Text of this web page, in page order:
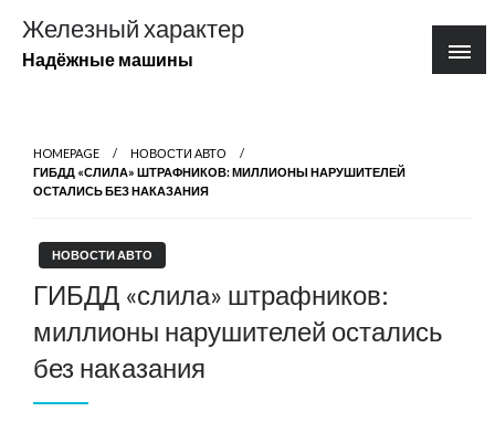
содержимому
Железный характер
Надёжные машины
HOMEPAGE
НОВОСТИ АВТО
ГИБДД «СЛИЛА» ШТРАФНИКОВ: МИЛЛИОНЫ НАРУШИТЕЛЕЙ
ОСТАЛИСЬ БЕЗ НАКАЗАНИЯ
НОВОСТИ АВТО
ГИБДД «слила» штрафников:
миллионы нарушителей остались
без наказания